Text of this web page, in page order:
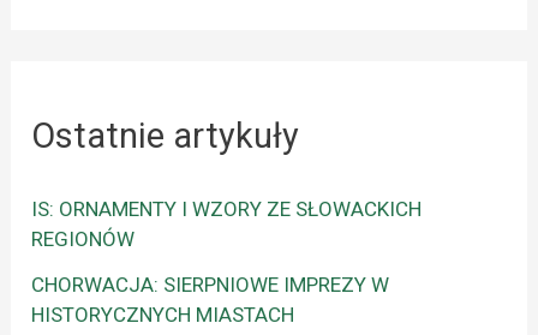
Ostatnie artykuły
IS: ORNAMENTY I WZORY ZE SŁOWACKICH
REGIONÓW
CHORWACJA: SIERPNIOWE IMPREZY W
HISTORYCZNYCH MIASTACH